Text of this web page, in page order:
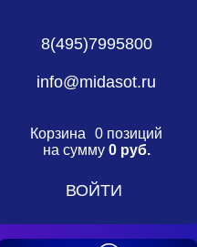
8(495)7995800
info@midasot.ru
Корзина
0 позиций
на сумму 0 руб.
ВОЙТИ